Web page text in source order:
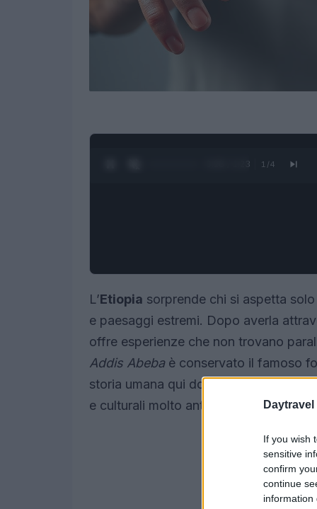
Daytravel
If you wish
sensitive
confirm
continue
information
0:27 / 1:23 1 /4
L’Etiopia sorprende chi si aspetta
e paesaggi estremi. Dopo averla
offre esperienze che non trovano
Addis Abebaè conservato il famoso
storia umana qui documentata;
e culturali molto antiche.